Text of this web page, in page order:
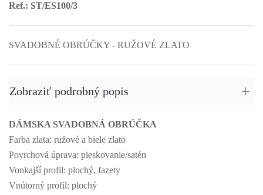
Ref.: ST/ES100/3
SVADOBNÉ OBRÚČKY - RUŽOVÉ ZLATO
Zobraziť podrobný popis
DÁMSKA SVADOBNÁ OBRÚČKA
Farba zlata: ružové a biele zlato
Povrchová úprava: pieskovanie/satén
Vonkajší profil: plochý, fazety
Vnútorný profil: plochý